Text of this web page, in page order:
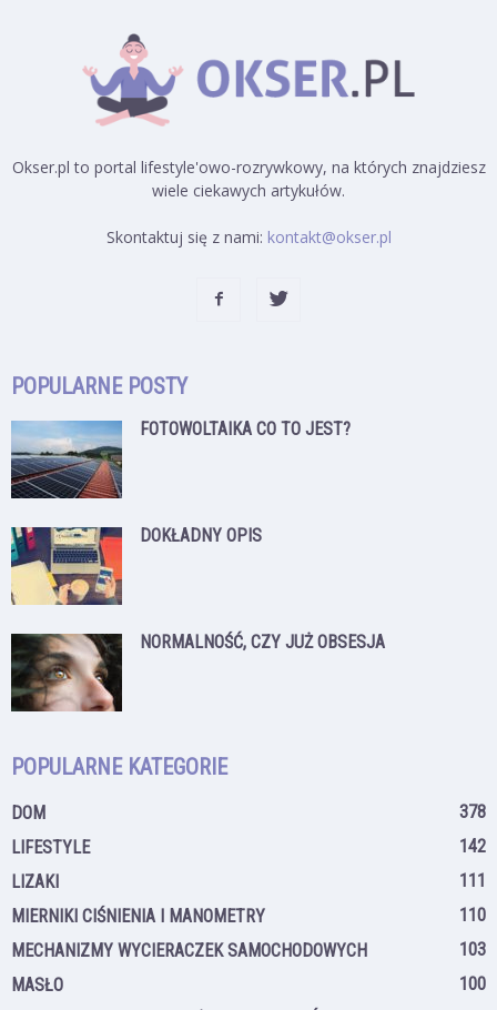
Okser.pl to portal lifestyle'owo-rozrywkowy, na których znajdziesz
wiele ciekawych artykułów.
Skontaktuj się z nami: kontakt@okser.pl
POPULARNE POSTY
FOTOWOLTAIKA CO TO JEST?
DOKŁADNY OPIS
NORMALNOŚĆ, CZY JUŻ OBSESJA
POPULARNE KATEGORIE
DOM
378
LIFESTYLE
142
LIZAKI
111
MIERNIKI CIŚNIENIA I MANOMETRY
110
MECHANIZMY WYCIERACZEK SAMOCHODOWYCH
103
MASŁO
100